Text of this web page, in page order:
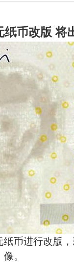
纸币改版 将
币进行改版
像。